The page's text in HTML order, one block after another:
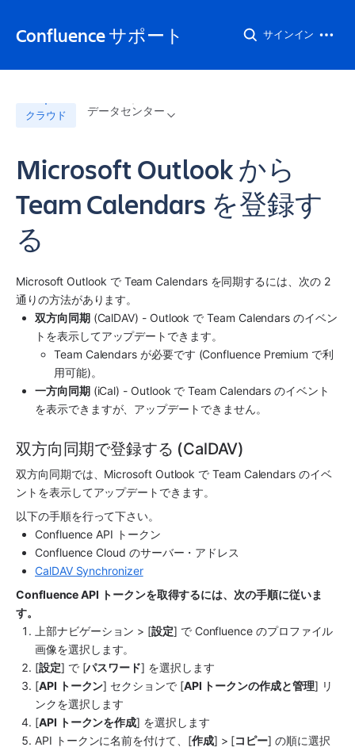
Confluence サポート サインイン
クラウド データセンター
Microsoft Outlook から
Team Calendars を登録す
る
Microsoft Outlook で Team Calendars を同期するには、次の 2
通りの方法があります。
双方向同期 (CalDAV) - Outlook で Team Calendars のイベン
トを表示してアップデートできます。
Team Calendars が必要です (Confluence Premium で利
用可能)。
一方向同期 (iCal) - Outlook で Team Calendars のイベント
を表示できますが、アップデートできません。
双方向同期で登録する (CalDAV)
双方向同期では、Microsoft Outlook で Team Calendars のイベ
ントを表示してアップデートできます。
以下の手順を行って下さい。
Confluence API トークン
Confluence Cloud のサーバー・アドレス
CalDAV Synchronizer
Confluence API トークンを取得するには、次の手順に従いま
す。
上部ナビゲーション > [設定] で Confluence のプロファイル
画像を選択します。
[設定] で [パスワード] を選択します
[API トークン] セクションで [API トークンの作成と管理] リ
ンクを選択します
[API トークンを作成] を選択します
API トークンに名前を付けて、[作成] > [コピー] の順に選択